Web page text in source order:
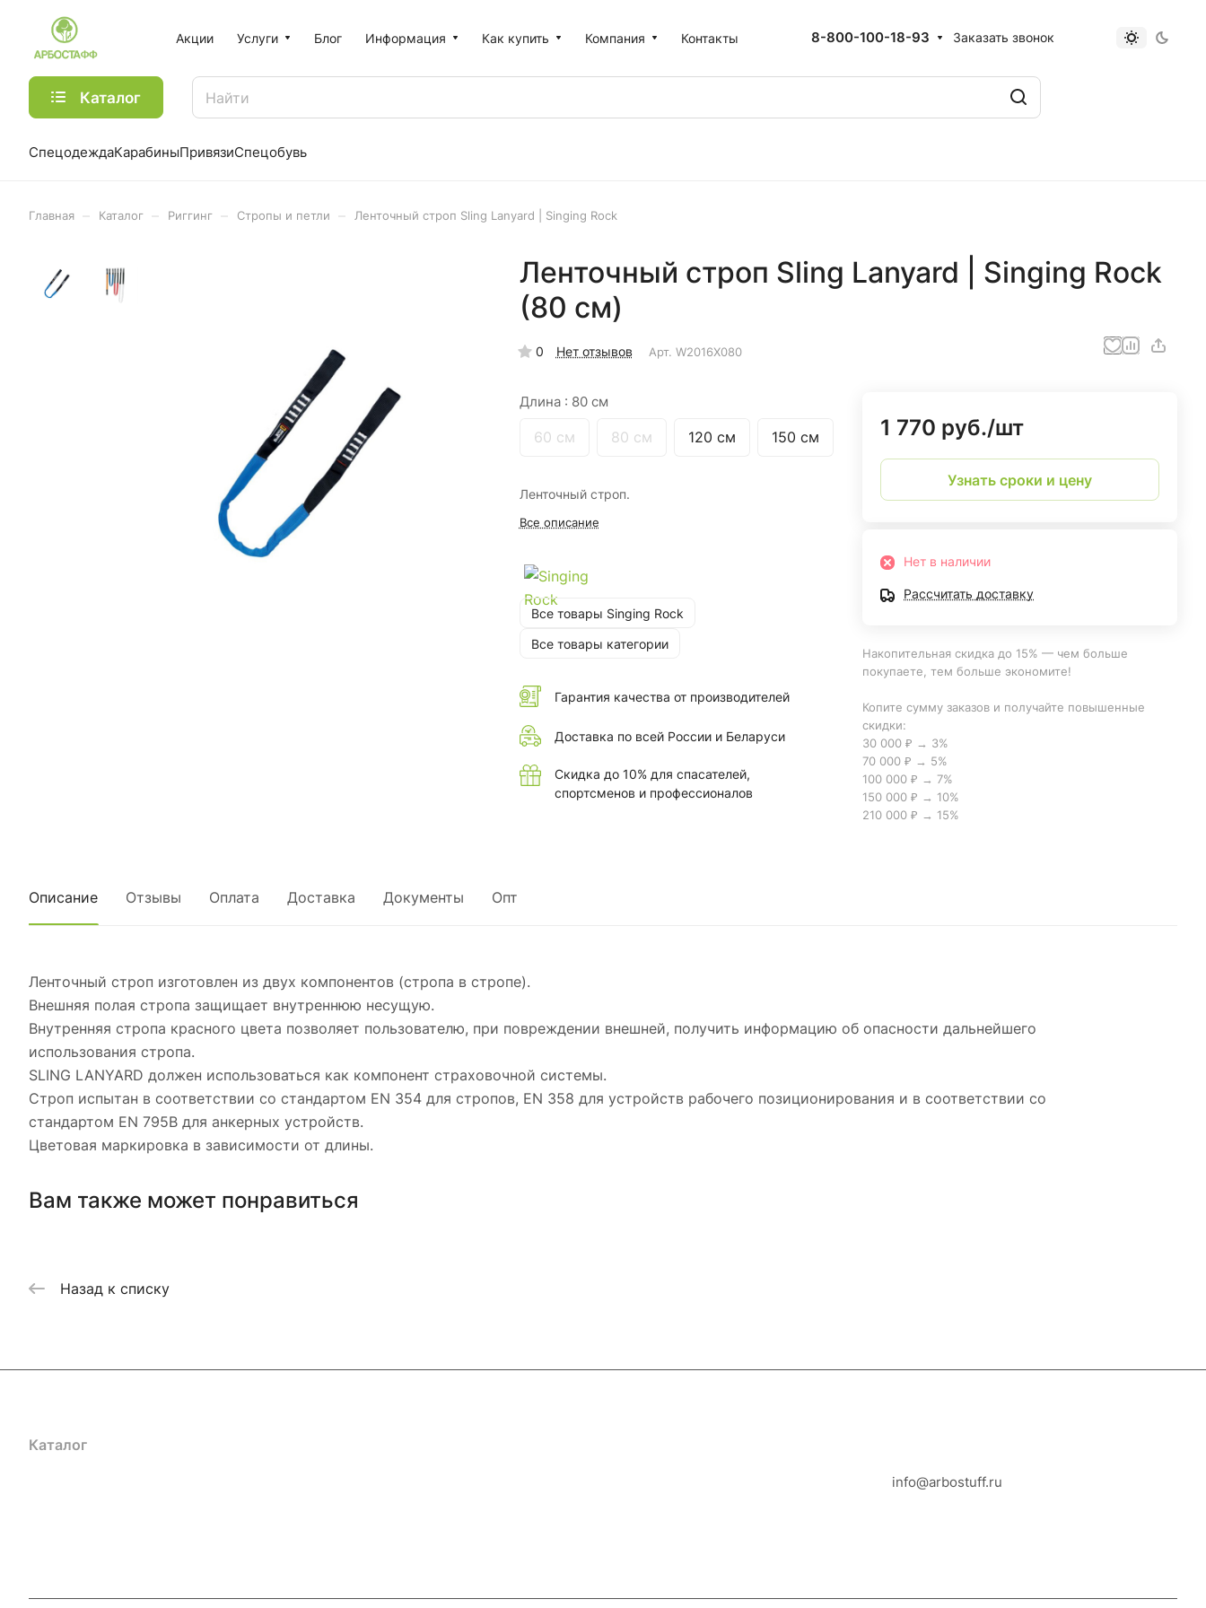
Акции Услуги Блог Информация Как купить Компания Контакты 8-800-100-18-93 Заказать звонок
Каталог
СпецодеждаКарабиныПривязиСпецобувь
Главная Каталог Риггинг Стропы и петли Ленточный строп Sling Lanyard | Singing Rock
Ленточный строп Sling Lanyard | Singing Rock
(80 см)
0 Нет отзывов Арт. W2016X080
Длина : 80 см
60 см 80 см 120 см 150 см
Ленточный строп.
Все описание
Все товары Singing Rock
Все товары категории
Гарантия качества от производителей
Доставка по всей России и Беларуси
Скидка до 10% для спасателей,
спортсменов и профессионалов
1 770 руб./шт
Узнать сроки и цену
Нет в наличии
Рассчитать доставку
Накопительная скидка до 15% — чем больше
покупаете, тем больше экономите!
Копите сумму заказов и получайте повышенные
скидки:
30 000 ₽ → 3%
70 000 ₽ → 5%
100 000 ₽ → 7%
150 000 ₽ → 10%
210 000 ₽ → 15%
Описание Отзывы Оплата Доставка Документы Опт
Ленточный строп изготовлен из двух компонентов (стропа в стропе).
Внешняя полая стропа защищает внутреннюю несущую.
Внутренняя стропа красного цвета позволяет пользователю, при повреждении внешней, получить информацию об опасности дальнейшего
использования стропа.
SLING LANYARD должен использоваться как компонент страховочной системы.
Строп испытан в соответствии со стандартом EN 354 для стропов, EN 358 для устройств рабочего позиционирования и в соответствии со
стандартом EN 795B для анкерных устройств.
Цветовая маркировка в зависимости от длины.
Вам также может понравиться
Назад к списку
Каталог
info@arbostuff.ru